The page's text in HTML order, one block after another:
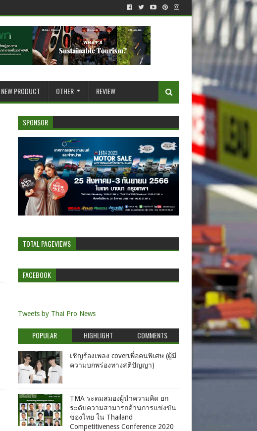
NEW PRODUCT OTHER REVIEW
SPONSOR
TOTAL PAGEVIEWS
FACEBOOK
Tweets by Thai Pro News
POPULAR HIGHLIGHT COMMENTS
เชิญร้องเพลง coverเพื่อคนพิเศษ (ผู้มี
ความบกพร่องทางสติปัญญา)
TMA ระดมสมองผู้นำความคิด ยก
ระดับความสามารถด้านการแข่งขัน
ของไทย ใน Thailand
Competitiveness Conference 2020